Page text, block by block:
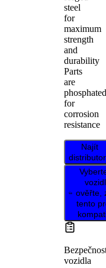
steel
for
maximum
strength
and
durability
Parts
are
phosphated
for
corrosion
resistance
Najít
ověřte,
tento
vozidla